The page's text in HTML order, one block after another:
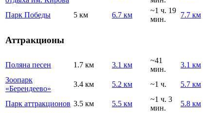
Парк Победы 5 км 6.7 км
~1 ч. 19
мин.
7.7 км
Аттракционы
Поляна песен 1.7 км 3.1 км
~41
мин.
3.1 км
Зоопарк
«Берендеево»
3.4 км 5.2 км ~1 ч. 5.7 км
Парк аттракционов 3.5 км 5.5 км
~1 ч. 3
мин.
5.8 км